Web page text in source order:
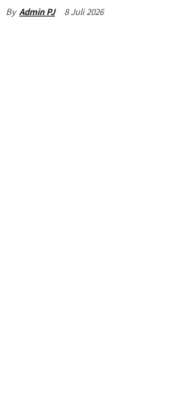
By Admin PJ 8 Juli 2026